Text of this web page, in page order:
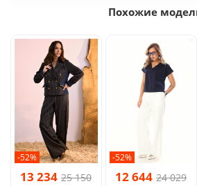
Похожие
-52%
13 234 25 150
-52%
12 644 24 029